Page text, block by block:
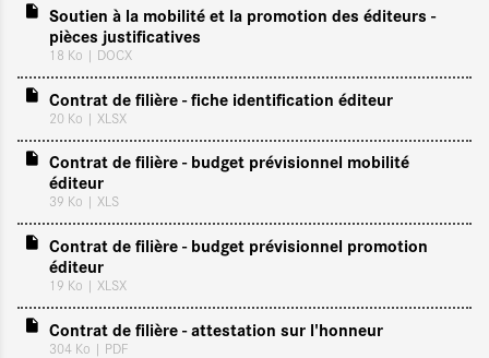
Soutien à la mobilité et la promotion des éditeurs -
pièces justificatives
18 Ko | DOCX
Contrat de filière - fiche identification éditeur
20 Ko | XLSX
Contrat de filière - budget prévisionnel mobilité
éditeur
39 Ko | XLS
Contrat de filière - budget prévisionnel promotion
éditeur
19 Ko | XLSX
Contrat de filière - attestation sur l'honneur
304 Ko | PDF